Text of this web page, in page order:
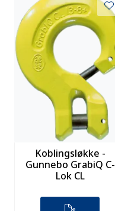
Koblingsløkke -
Gunnebo GrabiQ C-
Lok CL